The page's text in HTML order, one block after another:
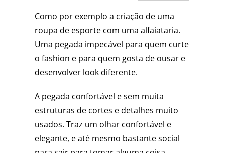
Como por exemplo a criação de uma
roupa de esporte com uma alfaiataria.
Uma pegada impecável para quem curte
o fashion e para quem gosta de ousar e
desenvolver look diferente.
A pegada confortável e sem muita
estruturas de cortes e detalhes muito
usados. Traz um olhar confortável e
elegante, e até mesmo bastante social